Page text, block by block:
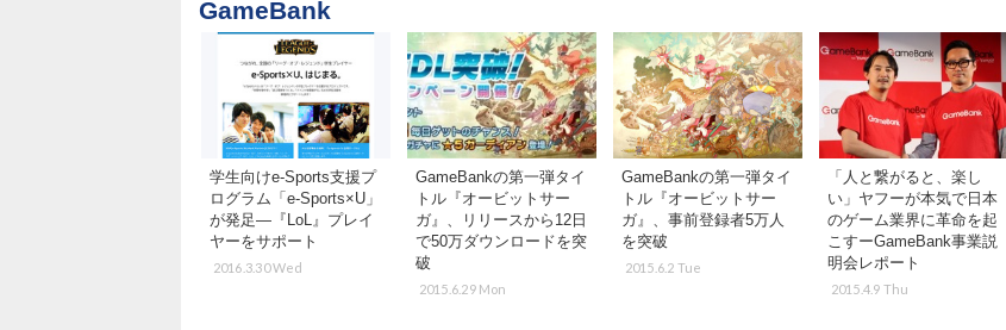
GameBank
学生向けe-Sports支援プ
ログラム「e-Sports×U」
が発足―『LoL』プレイ
ヤーをサポート
2016.3.30 Wed
GameBankの第一弾タイ
トル『オービットサー
ガ』、リリースから12日
で50万ダウンロードを突
破
2015.6.29 Mon
GameBankの第一弾タイ
トル『オービットサー
ガ』、事前登録者5万人
を突破
2015.6.2 Tue
「人と繋がると、楽し
い」ヤフーが本気で日本
のゲーム業界に革命を起
こすーGameBank事業説
明会レポート
2015.4.9 Thu